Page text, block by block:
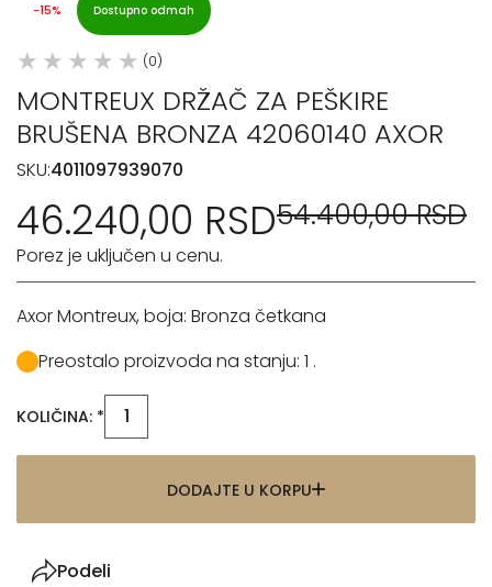
-15% Dostupno odmah
(0)
MONTREUX DRŽAČ ZA PEŠKIRE
BRUŠENA BRONZA 42060140 AXOR
SKU:4011097939070
46.240,00 RSD54.400,00 RSD
Porez je uključen u cenu.
Axor Montreux, boja: Bronza četkana
Preostalo proizvoda na stanju: 1 .
KOLIČINA: *
DODAJTE U KORPU
Podeli